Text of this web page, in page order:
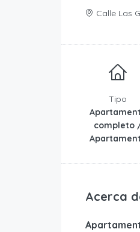
Calle Las
Tipo
completo
Acerca